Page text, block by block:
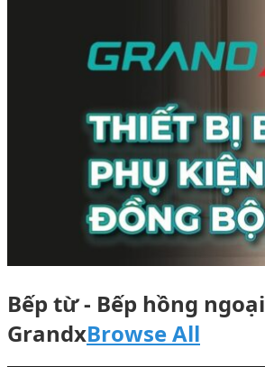
Bếp từ - Bếp hồng ngoại
GrandxBrowse All